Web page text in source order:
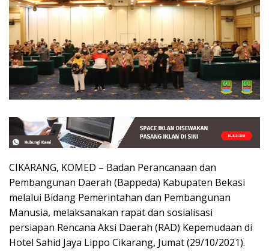
CIKARANG, KOMED – Badan Perancanaan dan
Pembangunan Daerah (Bappeda) Kabupaten Bekasi
melalui Bidang Pemerintahan dan Pembangunan
Manusia, melaksanakan rapat dan sosialisasi
persiapan Rencana Aksi Daerah (RAD) Kepemudaan di
Hotel Sahid Jaya Lippo Cikarang, Jumat (29/10/2021).